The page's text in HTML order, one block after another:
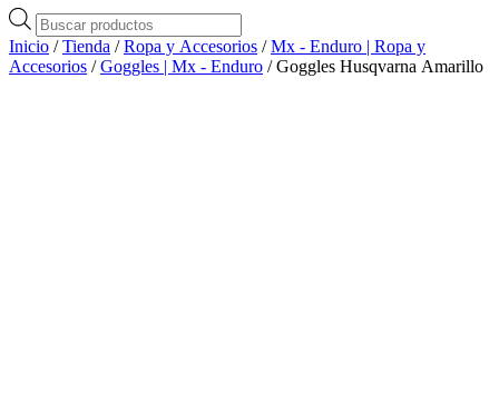
Búsqueda
de
productos
Inicio /Tienda /Ropa y Accesorios /Mx - Enduro | Ropa y
Accesorios /Goggles | Mx - Enduro / Goggles Husqvarna Amarillo